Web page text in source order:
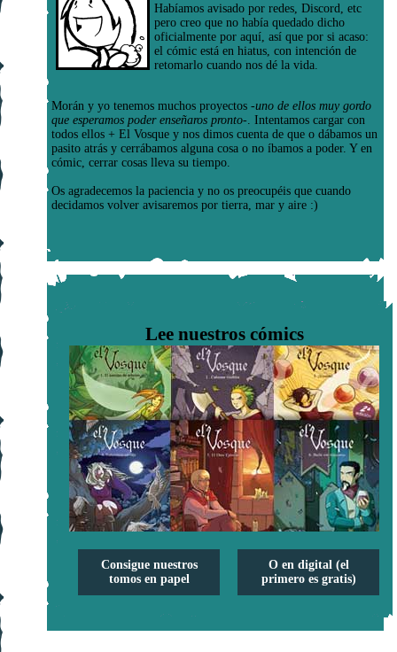
Habíamos avisado por redes, Discord, etc
pero creo que no había quedado dicho
oficialmente por aquí, así que por si acaso:
el cómic está en hiatus, con intención de
retomarlo cuando nos dé la vida.
Morán y yo tenemos muchos proyectos -uno de ellos muy gordo
que esperamos poder enseñaros pronto- . Intentamos cargar con
todos ellos + El Vosque y nos dimos cuenta de que o dábamos un
pasito atrás y cerrábamos alguna cosa o no íbamos a poder. Y en
cómic, cerrar cosas lleva su tiempo.
Os agradecemos la paciencia y no os preocupéis que cuando
decidamos volver avisaremos por tierra, mar y aire :)
Lee nuestros cómics
Consigue nuestros
tomos en papel
O en digital (el
primero es gratis)